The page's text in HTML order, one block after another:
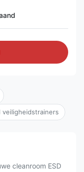
veiligheidstrainers
cleanroom ESD